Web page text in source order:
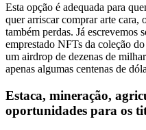
Esta opção é adequada para
quer arriscar comprar arte cara,
também perdas. Já escrevemos
emprestado NFTs da coleção
um airdrop de dezenas de
apenas algumas centenas de
Estaca, mineração,
oportunidades para os